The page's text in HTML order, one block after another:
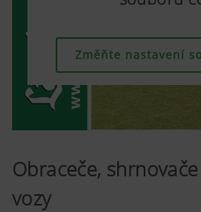
Změňte nastavení
Obraceče,
vozy